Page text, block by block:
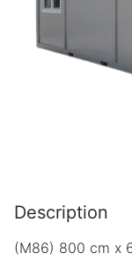
Description
(M86) 800 cm x